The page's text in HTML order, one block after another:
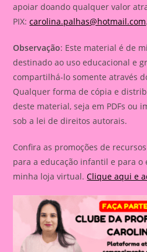
apoiar doando qualquer valor
PIX:carolina.palhas@hotmail.com.
Observação: Este material é de
destinado ao uso educacional e
compartilhá-lo somente através
Qualquer forma de cópia e
deste material, seja em PDFs ou
sob a lei de direitos autorais.
Confira as promoções de
para a educação infantil e para
minha loja virtual.Clique aqui e